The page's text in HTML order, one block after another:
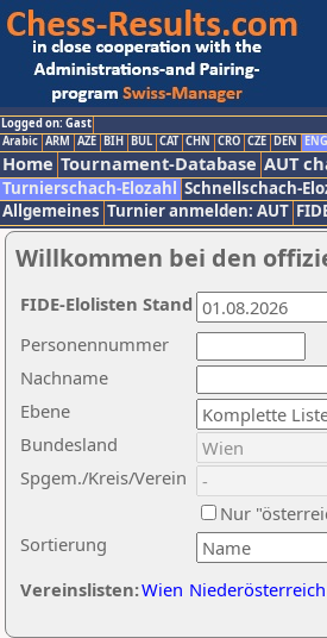
Logged on: Gast
Arabic ARM AZE BIH BUL CAT CHN CRO CZE DEN ENG
Home Tournament-Database AUT
Turnierschach-Elozahl Schnellschach-
Allgemeines Turnier anmelden: AUT
Willkommen bei den
Nachname
Ebene
Sortierung
Personennummer
Bundesland
Spgem./Kreis/Verein
Nur
Vereinslisten:Wien Niederösterreich
FIDE-Elolisten Stand